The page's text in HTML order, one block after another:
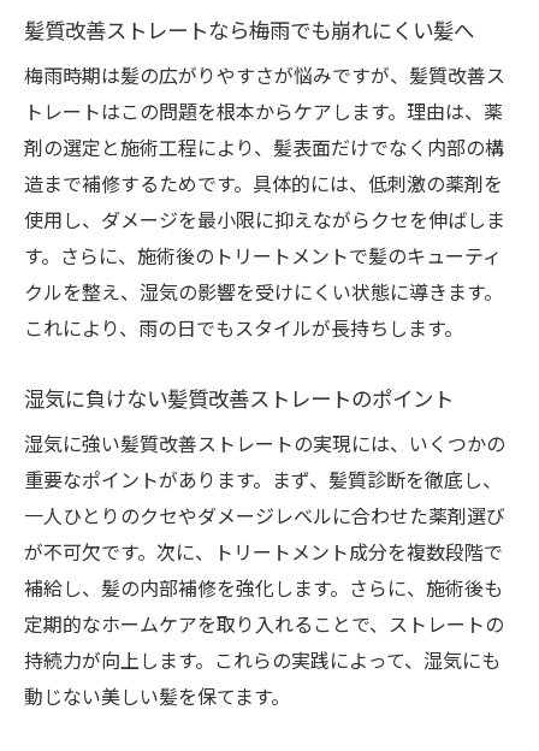
髪質改善ストレートなら梅雨でも崩れにくい髪へ
梅雨時期は髪の広がりやすさが悩みですが、髪質改善ス
トレートはこの問題を根本からケアします。理由は、薬
剤の選定と施術工程により、髪表面だけでなく内部の構
造まで補修するためです。具体的には、低刺激の薬剤を
使用し、ダメージを最小限に抑えながらクセを伸ばしま
す。さらに、施術後のトリートメントで髪のキューティ
クルを整え、湿気の影響を受けにくい状態に導きます。
これにより、雨の日でもスタイルが長持ちします。
湿気に負けない髪質改善ストレートのポイント
湿気に強い髪質改善ストレートの実現には、いくつかの
重要なポイントがあります。まず、髪質診断を徹底し、
一人ひとりのクセやダメージレベルに合わせた薬剤選び
が不可欠です。次に、トリートメント成分を複数段階で
補給し、髪の内部補修を強化します。さらに、施術後も
定期的なホームケアを取り入れることで、ストレートの
持続力が向上します。これらの実践によって、湿気にも
動じない美しい髪を保てます。